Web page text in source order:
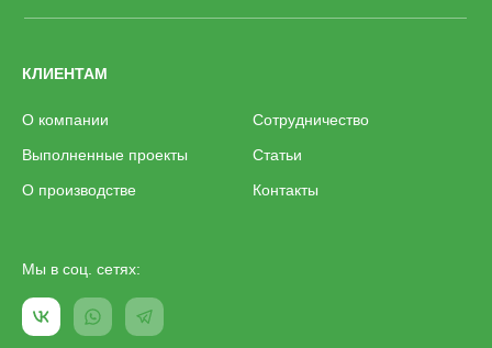
КЛИЕНТАМ
О компании
Выполненные проекты
О производстве
Сотрудничество
Статьи
Контакты
Мы в соц. сетях: